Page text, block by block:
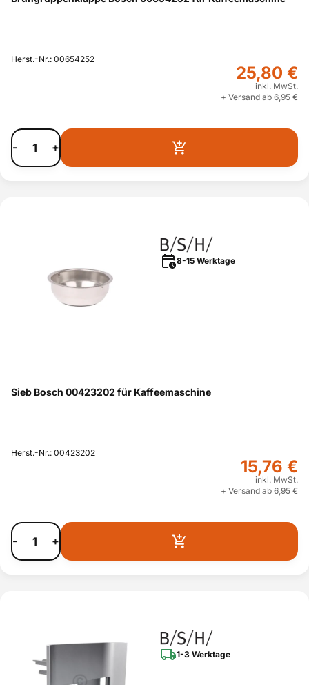
Herst.-Nr.: 00654252
25,80 €
inkl. MwSt.
+ Versand ab 6,95 €
- +
8-15 Werktage
Sieb Bosch 00423202 für Kaffeemaschine
Herst.-Nr.: 00423202
15,76 €
inkl. MwSt.
+ Versand ab 6,95 €
- +
1-3 Werktage